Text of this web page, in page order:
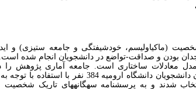
(ماکیاولیسم، خودشیفتگی و جامعه ستیزی) و
بودن و صداقت-تواضع در دانشجویان انجام شده است.
معادلات ساختاری
است. جامعه آماری پژوهش را
در سال تحصیلی 1402-1403 تشکیل می­دادند. از میان دانشجویان